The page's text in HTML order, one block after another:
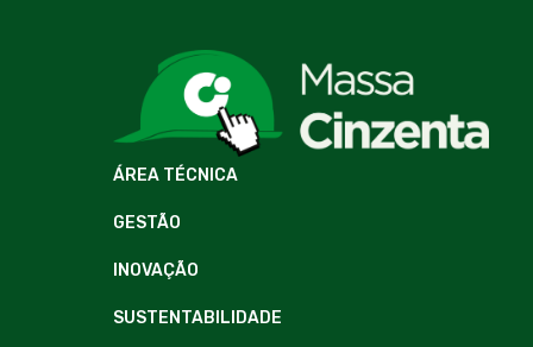
ÁREA TÉCNICA
GESTÃO
INOVAÇÃO
SUSTENTABILIDADE